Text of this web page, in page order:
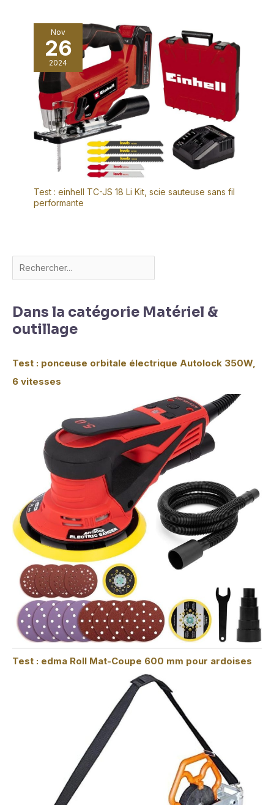
Nov
26
2024
Test : einhell TC-JS 18 Li Kit, scie sauteuse sans fil
performante
Dans la catégorie Matériel &
outillage
Test : ponceuse orbitale électrique Autolock 350W,
6 vitesses
Test : edma Roll Mat-Coupe 600 mm pour ardoises